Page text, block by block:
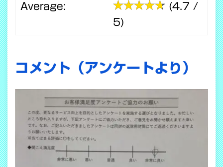
Average:
(4.7 /
5)
コメント（アンケートより）